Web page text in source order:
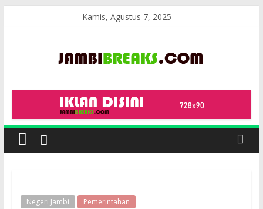
Kamis, Agustus 7, 2025
JambiBreaks
Negeri Jambi Pemerintahan